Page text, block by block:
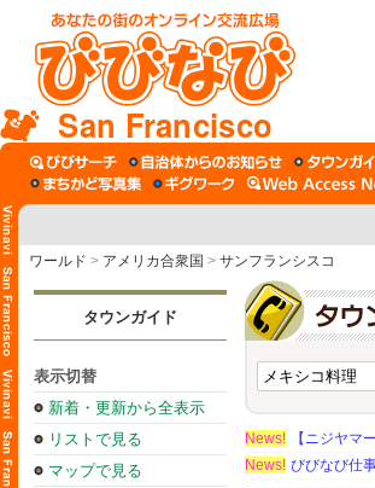
San Francisco
ワールド > アメリカ合衆国 > サンフランシスコ
タウンガイド
表示切替
新着・更新から全表示
リストで見る
マップで見る
News!
【ニジヤマ
News! びびなび仕